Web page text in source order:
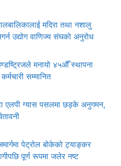
मदिरा तथा नशालु
उद्योग वाणिज्य संघको अनुरोध
मनायो ४५औँ स्थापना
सम्मानित
एलपी ग्यास पसलमा छड्के अनुगमन,
पेट्रोल बोकेको ट्याङ्कर
पूर्ण रूपमा जलेर नष्ट